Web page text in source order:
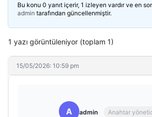
Bu konu 0 yanıt içerir, 1 izleyen vardır ve en
admin tarafından güncellenmiştir.
1 yazı görüntüleniyor (toplam 1)
15/05/2026: 10:59 pm
A admin Anahtar